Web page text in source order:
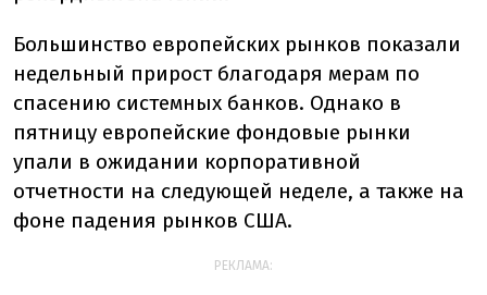
Большинство европейских рынков показали
недельный прирост благодаря мерам по
спасению системных банков. Однако в
пятницу европейские фондовые рынки
упали в ожидании корпоративной
отчетности на следующей неделе, а также на
фоне падения рынков США.
РЕКЛАМА: